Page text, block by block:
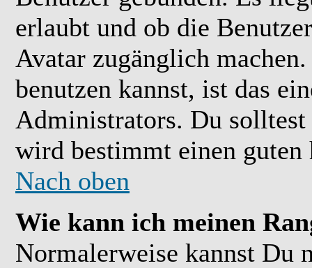
erlaubt und ob die
Avatar zugänglich
benutzen kannst, ist das
Administrators. Du
wird bestimmt einen guten
Nach oben
Wie kann ich meinen
Normalerweise kannst Du